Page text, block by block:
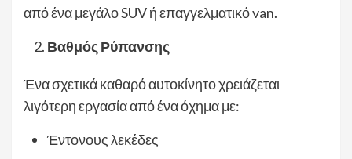
από ένα μεγάλο SUV ή επαγγελματικό van.
Βαθμός Ρύπανσης
Ένα σχετικά καθαρό αυτοκίνητο χρειάζεται
λιγότερη εργασία από ένα όχημα με:
Έντονους λεκέδες